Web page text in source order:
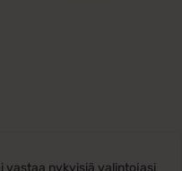
vastaa nykyisiä valintojasi